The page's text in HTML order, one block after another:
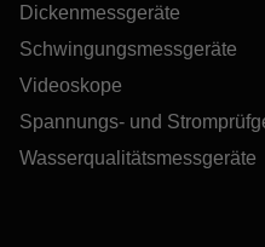
Dickenmessgeräte
Schwingungsmessgeräte
Videoskope
Spannungs- und
Wasserqualitätsmessgeräte